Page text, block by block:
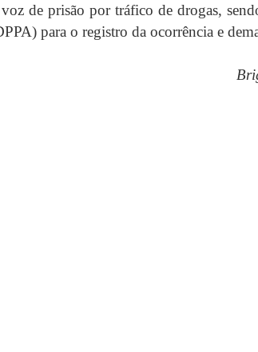
de prisão por tráfico de drogas,
para o registro da ocorrência e